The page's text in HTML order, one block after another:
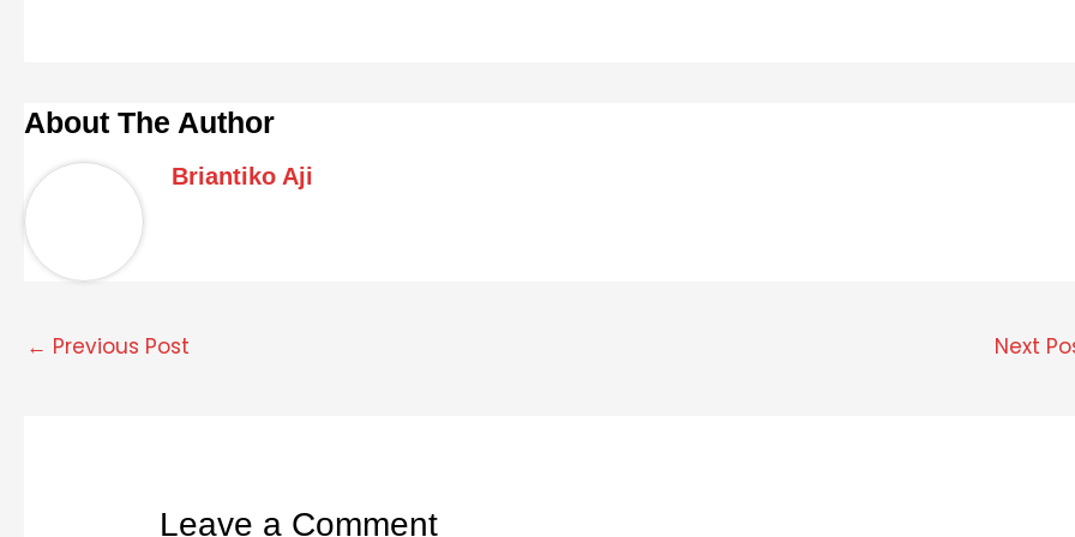
About The Author
Briantiko Aji
← Previous Post Next
Leave a Comment